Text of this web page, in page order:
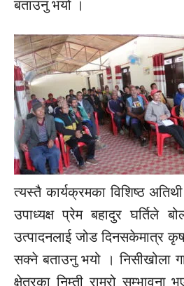
बताउनु भयो ।
त्यस्तै कार्यक्रमका विशिष्ठ
उपाध्यक्ष प्रेम बहादुर घर्तिले
उत्पादनलाई जोड दिनसकेमात्र
सक्ने बताउनु भयो । निसीखोला
क्षेत्रका निम्ती राम्रो सम्भावना